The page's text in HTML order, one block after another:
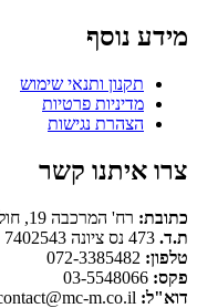
מידע נוסף
תקנון ותנאי שימוש
מדיניות פרטיות
הצהרת נגישות
צרו איתנו קשר
כתובת: רח' המרכבה 19, חולון
ת.ד.
טלפון:
פקס:
דוא"ל: